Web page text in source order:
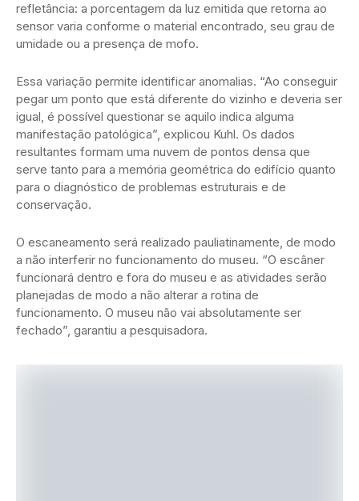
refletância: a porcentagem da luz emitida que retorna ao
sensor varia conforme o material encontrado, seu grau de
umidade ou a presença de mofo.
Essa variação permite identificar anomalias. “Ao conseguir
pegar um ponto que está diferente do vizinho e deveria ser
igual, é possível questionar se aquilo indica alguma
manifestação patológica”, explicou Kuhl. Os dados
resultantes formam uma nuvem de pontos densa que
serve tanto para a memória geométrica do edifício quanto
para o diagnóstico de problemas estruturais e de
conservação.
O escaneamento será realizado pauliatinamente, de modo
a não interferir no funcionamento do museu. “O escâner
funcionará dentro e fora do museu e as atividades serão
planejadas de modo a não alterar a rotina de
funcionamento. O museu não vai absolutamente ser
fechado”, garantiu a pesquisadora.